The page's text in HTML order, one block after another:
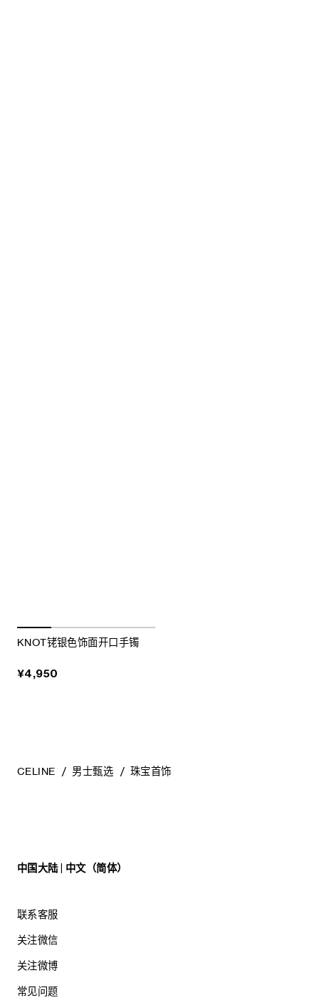
KNOT铑银色饰面开口手镯
¥4,950
CELINE 男士甄选 珠宝首饰
中国大陆 | 中文（简体）
联系客服
关注微信
关注微博
常见问题